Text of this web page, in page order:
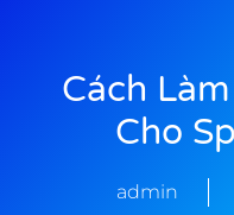
Cách
Cho
admin